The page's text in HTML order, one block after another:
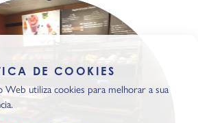
DE COOKIES
Web utiliza cookies para melhorar a sua